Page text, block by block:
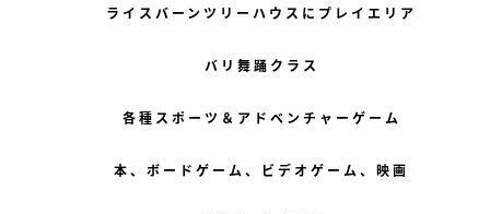
ライスバーンツリーハウスにプレイエリア
バリ舞踊クラス
各種スポーツ＆アドベンチャーゲーム
本、ボードゲーム、ビデオゲーム、映画